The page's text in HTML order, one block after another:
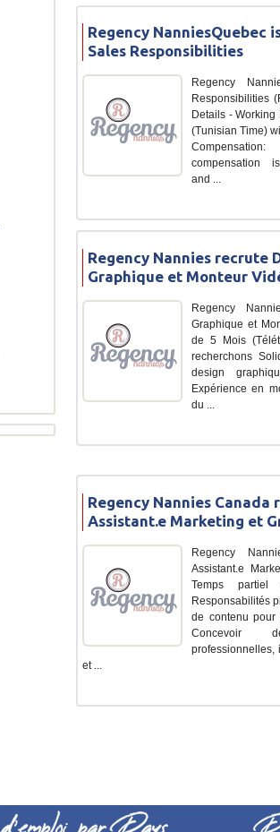
Regency NanniesQuebec
Sales Responsibilities
Regency
Responsibilities
Details - Working
(Tunisian Time)
compensation
and ...
Regency Nannies recrute
Graphique et Monteur
Regency
Graphique et
de 5 Mois
recherchons
design
Expérience en
du ...
Regency Nannies Canada
Assistant.e Marketing et
Regency
Assistant.e
Temps
Responsabilités
de contenu
Concevoir
professionnelles,
et ...